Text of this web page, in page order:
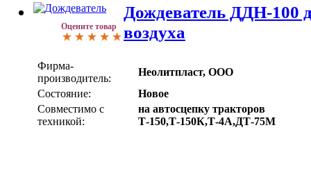
Оцените товар
Дождеватель ДДН-100
воздуха
Фирма-
производитель:
Неолитпласт, ООО
Состояние:
Новое
Совместимо с
техникой:
на автосцепку тракторов
Т-150,Т-150К,Т-4А,ДТ-75М